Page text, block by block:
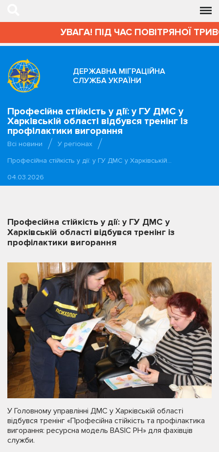
УВАГА! ПІД ЧАС ПОВІТРЯНОЇ
ДЕРЖАВНА МІГРАЦІЙНА
СЛУЖБА УКРАЇНИ
Професійна стійкість у дії: у ГУ ДМС у
Харківській області відбувся тренінг із
профілактики вигорання
Всі новини
У регіонах
Професійна стійкість у дії: у ГУ ДМС у Харківській…
04.03.2026
Професійна стійкість у дії: у ГУ ДМС у
Харківській області відбувся тренінг із
профілактики вигорання
У Головному управлінні ДМС у Харківській області
відбувся тренінг «Професійна стійкість та профілактика
вигорання: ресурсна модель BASIC PH» для фахівців
служби.